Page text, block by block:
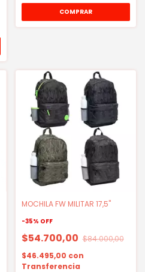
COMPRAR
MOCHILA FW MILITAR 17,5"
-35% OFF
$54.700,00 $84.000,00
$46.495,00 con
Transferencia